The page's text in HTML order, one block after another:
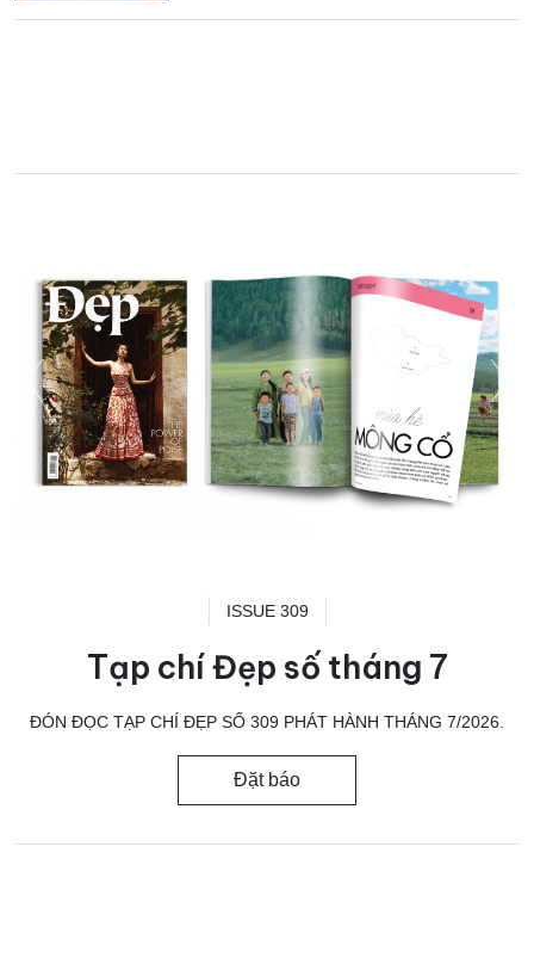
ISSUE 309
Tạp chí Đẹp số tháng 7
ĐÓN ĐỌC TẠP CHÍ ĐẸP SỐ 309 PHÁT HÀNH THÁNG 7/2026.
Đặt báo